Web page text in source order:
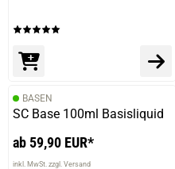
BASEN
SC Base 100ml Basisliquid
ab 59,90 EUR*
inkl. MwSt. zzgl. Versand